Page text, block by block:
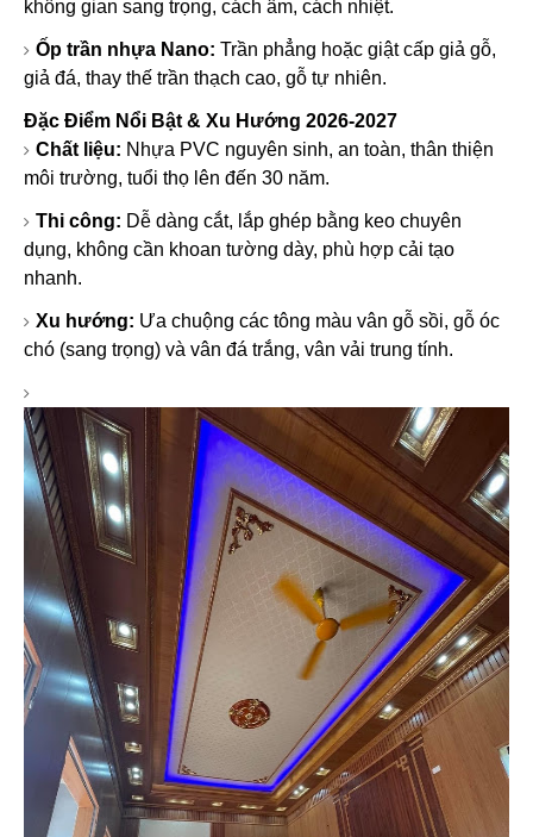
không gian sang trọng, cách âm, cách nhiệt.
Ốp trần nhựa Nano: Trần phẳng hoặc giật cấp giả gỗ,
giả đá, thay thế trần thạch cao, gỗ tự nhiên.
Đặc Điểm Nổi Bật & Xu Hướng 2026-2027
Chất liệu: Nhựa PVC nguyên sinh, an toàn, thân thiện
môi trường, tuổi thọ lên đến 30 năm.
Thi công: Dễ dàng cắt, lắp ghép bằng keo chuyên
dụng, không cần khoan tường dày, phù hợp cải tạo
nhanh.
Xu hướng: Ưa chuộng các tông màu vân gỗ sồi, gỗ óc
chó (sang trọng) và vân đá trắng, vân vải trung tính.